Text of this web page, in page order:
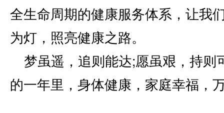
全生命周期的健康服务体系，让我
为灯，照亮健康之路。
梦虽遥，追则能达;愿虽艰，持则
的一年里，身体健康，家庭幸福，